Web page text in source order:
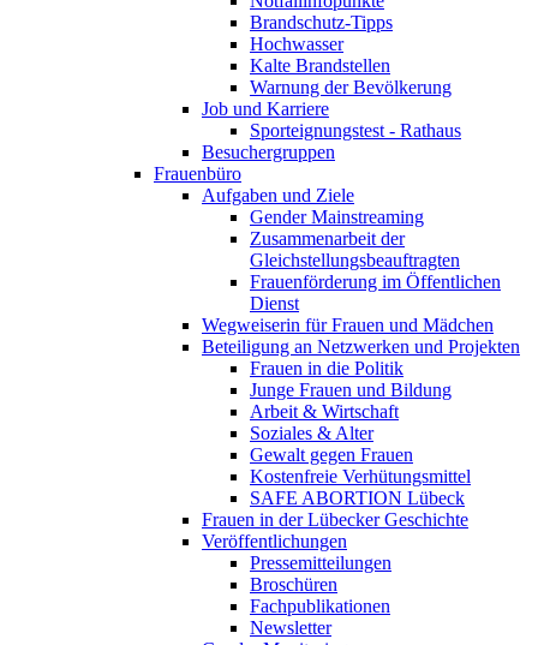
Brandschutz-Tipps
Hochwasser
Kalte Brandstellen
Warnung der Bevölkerung
Job und Karriere
Sporteignungstest - Rathaus
Besuchergruppen
Frauenbüro
Aufgaben und Ziele
Gender Mainstreaming
Zusammenarbeit der
Gleichstellungsbeauftragten
Frauenförderung im Öffentlichen
Dienst
Wegweiserin für Frauen und Mädchen
Beteiligung an Netzwerken und Projekten
Frauen in die Politik
Junge Frauen und Bildung
Arbeit & Wirtschaft
Soziales & Alter
Gewalt gegen Frauen
Kostenfreie Verhütungsmittel
SAFE ABORTION Lübeck
Frauen in der Lübecker Geschichte
Veröffentlichungen
Pressemitteilungen
Broschüren
Fachpublikationen
Newsletter